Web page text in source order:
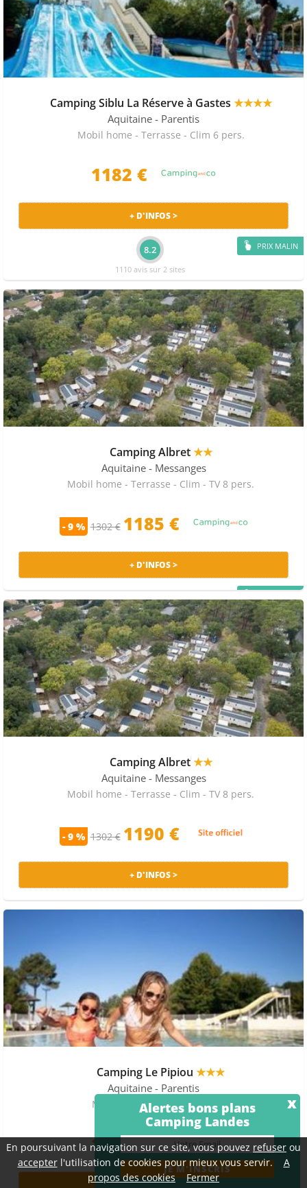
Camping Siblu La Réserve à Gastes ★★★★
Aquitaine - Parentis
Mobil home - Terrasse - Clim 6 pers.
1182 €
PRIX MALIN
+ D'INFOS >
8.2
1110 avis sur 2 sites
Camping Albret★★
Aquitaine - Messanges
Mobil home - Terrasse - Clim - TV 8 pers.
- 9 % 1302 € 1185 €
+ D'INFOS >
Camping Albret★★
Aquitaine - Messanges
Mobil home - Terrasse - Clim - TV 8 pers.
- 9 % 1302 € 1190 €
+ D'INFOS >
Camping Le Pipiou ★★★
Aquitaine - Parentis
Mobil home - Terrasse 6 pers.
1211 €
+ D'INFOS >
Alertes bons plans
Camping Landes
x
En poursuivant la navigation sur ce site, vous pouvez refuser ou
accepterl'utilisation de cookies pour mieux vous servir.
A
propos des cookies
Fermer